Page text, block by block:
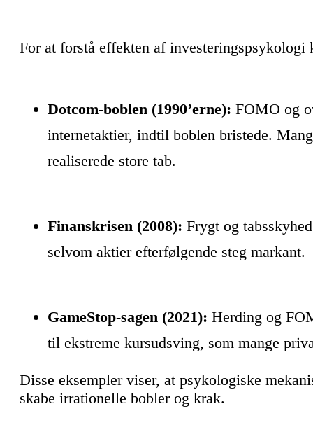
For at forstå effekten af investeringspsykologi
Dotcom-boblen (1990’erne): FOMO og
internetaktier, indtil boblen bristede.
realiserede store tab.
Finanskrisen (2008): Frygt og
selvom aktier efterfølgende steg markant.
GameStop-sagen (2021): Herding og
til ekstreme kursudsving, som mange
Disse eksempler viser, at psykologiske
skabe irrationelle bobler og krak.